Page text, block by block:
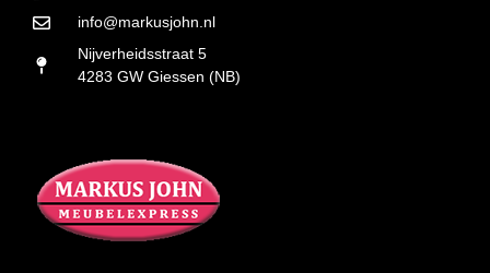
info@markusjohn.nl
Nijverheidsstraat 5
4283 GW Giessen (NB)